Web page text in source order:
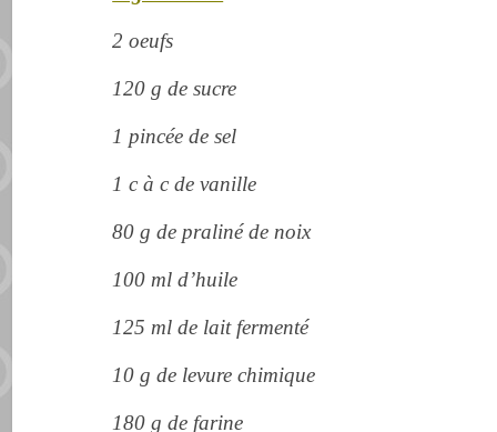
2 oeufs
120 g de sucre
1 pincée de sel
1 c à c de vanille
80 g de praliné de noix
100 ml d’huile
125 ml de lait fermenté
10 g de levure chimique
180 g de farine